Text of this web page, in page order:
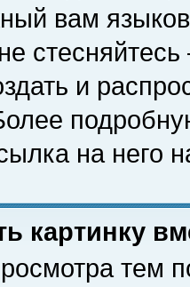
вам
и
на него
картинку
тем